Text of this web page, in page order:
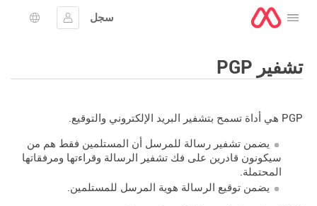
افتح القائمة
سجل
تسجيل الدخول
اختيار
تشفير PGP
PGP هي أداة تسمح بتشفير البريد الإلكتروني والتوقيع.
يضمن تشفير رسالة للمرسل أن المستلمين فقط هم من
سيكونون قادرين على فك تشفير الرسالة وقراءتها ومرفقاتها
المحتملة.
يضمن توقيع الرسالة هوية المرسل للمستلمين.